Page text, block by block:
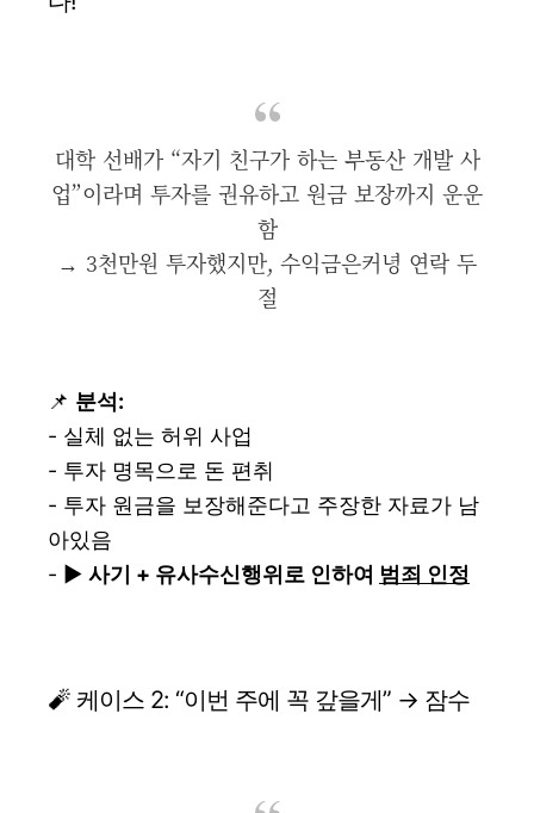
대학 선배가 “자기 친구가 하는 부동산 개발 사
업”이라며 투자를 권유하고 원금 보장까지 운운
함
→ 3천만원 투자했지만, 수익금은커녕 연락 두
절
📌 분석:
- 실체 없는 허위 사업
- 투자 명목으로 돈 편취
- 투자 원금을 보장해준다고 주장한 자료가 남
아있음
- ▶️ 사기 + 유사수신행위로 인하여 범죄 인정
🧨 케이스 2: “이번 주에 꼭 갚을게” → 잠수